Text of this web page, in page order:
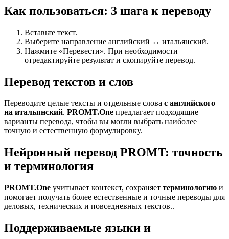
Как пользоваться: 3 шага к переводу
Вставьте текст.
Выберите направление английский ↔ итальянский.
Нажмите «Перевести». При необходимости
отредактируйте результат и скопируйте перевод.
Перевод текстов и слов
Переводите целые тексты и отдельные слова с английского
на итальянский. PROMT.One предлагает подходящие
варианты перевода, чтобы вы могли выбрать наиболее
точную и естественную формулировку.
Нейронный перевод PROMT: точность
и терминология
PROMT.One учитывает контекст, сохраняет терминологию и
помогает получать более естественные и точные переводы для
деловых, технических и повседневных текстов..
Поддерживаемые языки и